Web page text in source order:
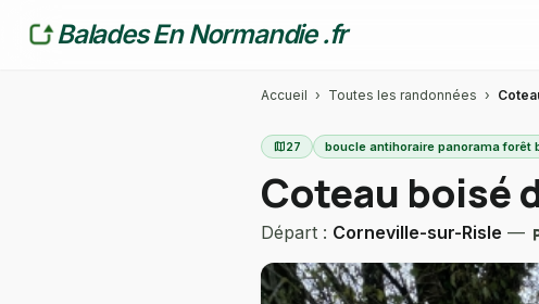
Balades En Normandie .fr
Accueil › Toutes les randonnées ›
map27 boucle antihoraire panorama forêt
Coteau boisé
Départ : Corneville-sur-Risle —